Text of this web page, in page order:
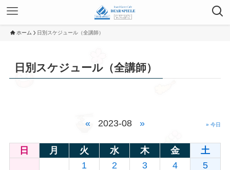
ホーム 日別スケジュール（全講師）
日別スケジュール（全講師）
« 2023-08 » » 今日
日 月 火 水 木 金
土
1
2 3 4
5